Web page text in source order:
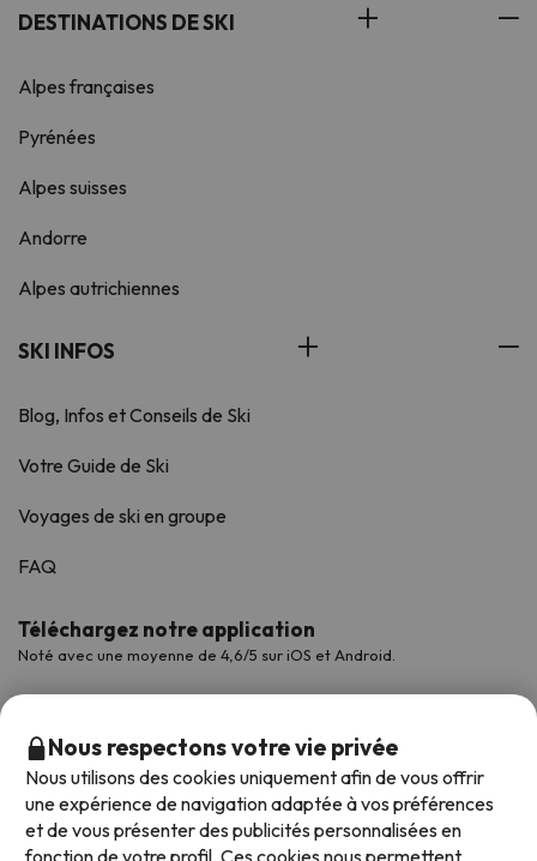
DESTINATIONS DE SKI
Alpes françaises
Pyrénées
Alpes suisses
Andorre
Alpes autrichiennes
SKI INFOS
Blog, Infos et Conseils de Ski
Votre Guide de Ski
Voyages de ski en groupe
FAQ
Téléchargez notre application
Noté avec une moyenne de 4,6/5 sur iOS et Android.
Nous respectons votre vie privée
Nous utilisons des cookies uniquement afin de vous offrir
une expérience de navigation adaptée à vos préférences
et de vous présenter des publicités personnalisées en
fonction de votre profil. Ces cookies nous permettent